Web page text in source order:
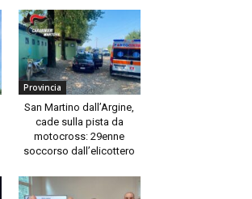
Provincia
San Martino dall’Argine,
cade sulla pista da
motocross: 29enne
soccorso dall’elicottero